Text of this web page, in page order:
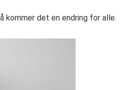
kommer det en endring for alle.